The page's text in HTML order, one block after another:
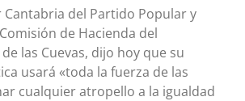
del Partido Popular y
de Hacienda del
las Cuevas, dijo hoy que su
usará «toda la fuerza de las
cualquier atropello a la igualdad